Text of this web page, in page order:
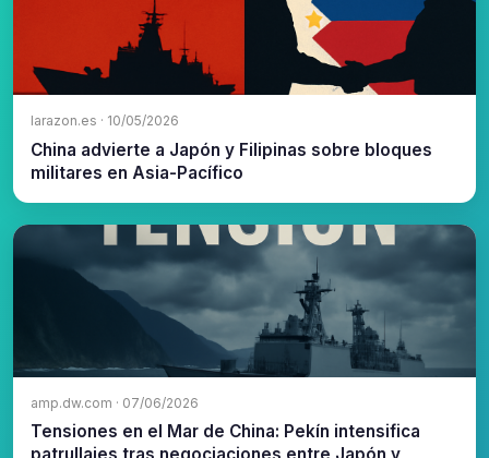
larazon.es · 10/05/2026
China advierte a Japón y Filipinas sobre bloques
militares en Asia-Pacífico
amp.dw.com · 07/06/2026
Tensiones en el Mar de China: Pekín intensifica